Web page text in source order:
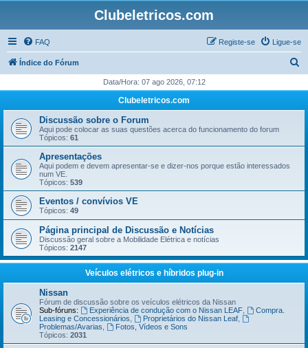
Clubeletricos.com
FAQ Ligue-se
Registe-se
Índice do Fórum
q
i
r
Data/Hora: 07 ago 2026, 07:12
Clubeletricos.com
Discussão sobre o Forum
Aqui pode colocar as suas questões acerca do funcionamento do forum
Tópicos: 61
Apresentações
Aqui podem e devem apresentar-se e dizer-nos porque estão interessados
num VE.
Tópicos: 539
Eventos / convívios VE
Tópicos: 49
Página principal de Discussão e Notícias
Discussão geral sobre a Mobilidade Elétrica e notícias
Tópicos: 2147
Veículos elétricos e híbridos plug-in
Nissan
Fórum de discussão sobre os veículos elétricos da Nissan
Sub-fóruns:
Experiência de condução com o Nissan LEAF,
Compra.
Leasing e Concessionários
Proprietários do Nissan Leaf,
Problemas/Avarias
Fotos, Vídeos e Sons
Tópicos: 2031